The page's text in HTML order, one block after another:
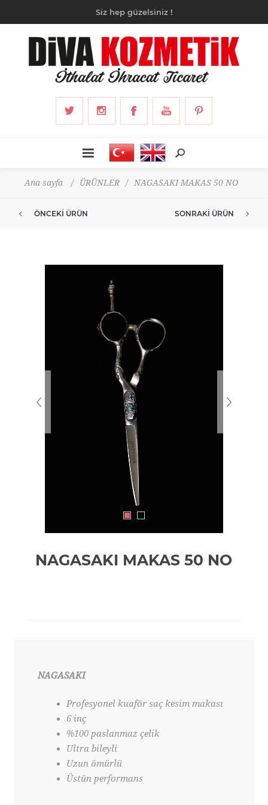
Siz hep güzelsiniz !
Ana sayfa / ÜRÜNLER / NAGASAKI MAKAS 50 NO
ÖNCEKI ÜRÜN SONRAKI ÜRÜN
NAGASAKI MAKAS 50 NO
NAGASAKI
Profesyonel kuaför saç kesim makası
6 inç
%100 paslanmaz çelik
Ultra bileyli
Uzun ömürlü
Üstün performans